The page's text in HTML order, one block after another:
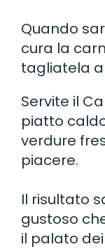
Quando
cura la
tagliatela
Servite il
piatto
verdure
piacere.
Il risultato
gustoso
il palato